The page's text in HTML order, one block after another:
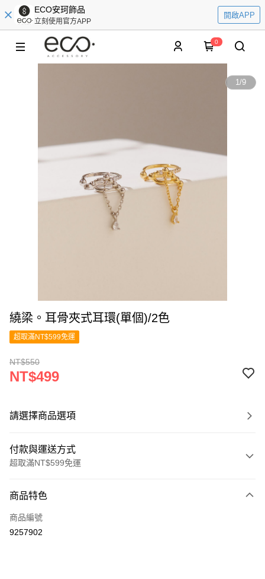
ECO安珂飾品
立刻使用官方APP
開啟APP
0
1/9
繞梁。耳骨夾式耳環(單個)/2色
超取滿NT$599免運
NT$550
NT$499
請選擇商品選項
付款與運送方式
超取滿NT$599免運
信用卡一次付款
超商取貨付款
商品特色
商品編號
9257902